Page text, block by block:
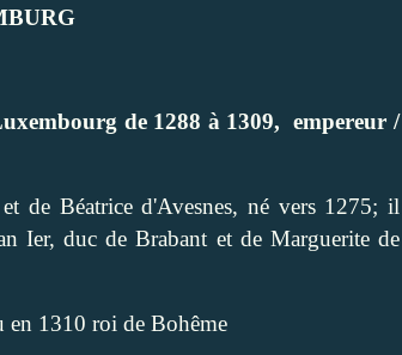
de 1288 à 1309, empereur /
de Béatrice d'Avesnes, né vers 1275; il
Ier, duc de Brabant et de Marguerite de
en 1310 roi de Bohême